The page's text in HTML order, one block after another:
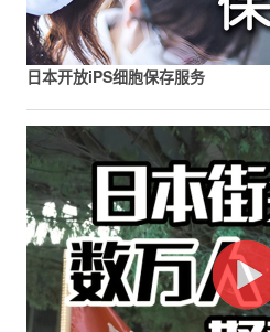
日本开放iPS细胞保存服务